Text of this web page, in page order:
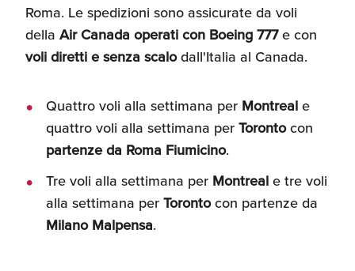
Recensioni delle
aziende italiane
assistite da ExportUSA
Branding e
Internazionalizzazione
e Accesso al Mercato
Apertura Ristoranti
negli Stati Uniti
Roma. Le spedizioni sono assicurate da voli
della Air Canada operati con Boeing 777e con
voli diretti e senza scalodall'Italia al Canada.
Quattro voli alla settimana per Montreale
quattro voli alla settimana perTorontocon
partenze da Roma Fiumicino.
Tre voli alla settimana per Montreale tre voli
alla settimana perTorontocon partenze da
Milano Malpensa.